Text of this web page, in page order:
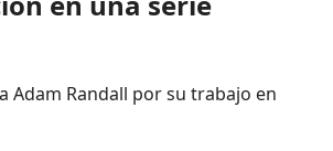
Adam Randall por su trabajo en